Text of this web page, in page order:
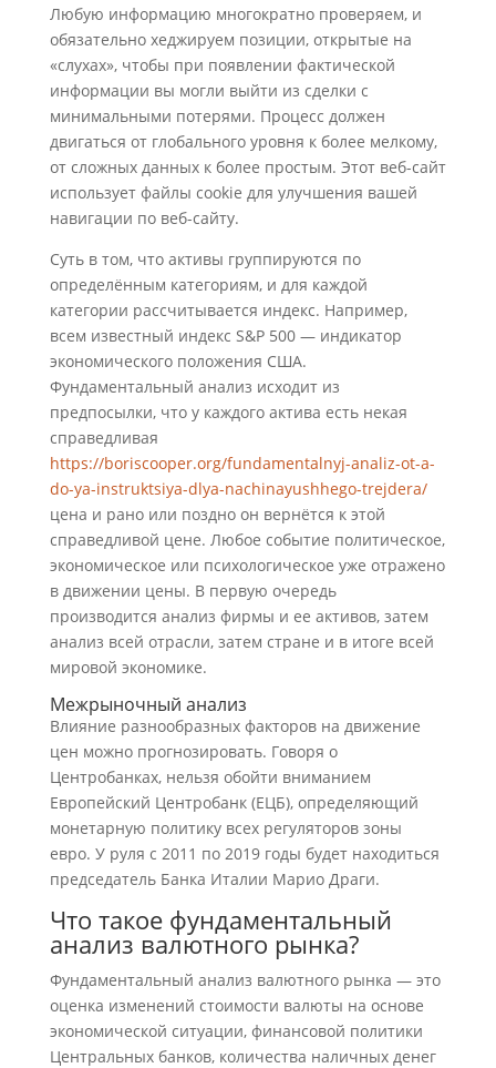
Любую информацию многократно проверяем, и
обязательно хеджируем позиции, открытые на
«слухах», чтобы при появлении фактической
информации вы могли выйти из сделки с
минимальными потерями. Процесс должен
двигаться от глобального уровня к более мелкому,
от сложных данных к более простым. Этот веб-сайт
использует файлы cookie для улучшения вашей
навигации по веб-сайту.
Суть в том, что активы группируются по
определённым категориям, и для каждой
категории рассчитывается индекс. Например,
всем известный индекс S&P 500 — индикатор
экономического положения США.
Фундаментальный анализ исходит из
предпосылки, что у каждого актива есть некая
справедливая
https://boriscooper.org/fundamentalnyj-analiz-ot-a-
do-ya-instruktsiya-dlya-nachinayushhego-trejdera/
цена и рано или поздно он вернётся к этой
справедливой цене. Любое событие политическое,
экономическое или психологическое уже отражено
в движении цены. В первую очередь
производится анализ фирмы и ее активов, затем
анализ всей отрасли, затем стране и в итоге всей
мировой экономике.
Межрыночный анализ
Влияние разнообразных факторов на движение
цен можно прогнозировать. Говоря о
Центробанках, нельзя обойти вниманием
Европейский Центробанк (ЕЦБ), определяющий
монетарную политику всех регуляторов зоны
евро. У руля с 2011 по 2019 годы будет находиться
председатель Банка Италии Марио Драги.
Что такое фундаментальный
анализ валютного рынка?
Фундаментальный анализ валютного рынка — это
оценка изменений стоимости валюты на основе
экономической ситуации, финансовой политики
Центральных банков, количества наличных денег